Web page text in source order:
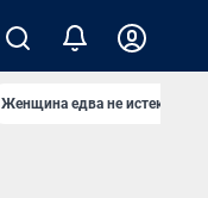
Женщина едва не истекла